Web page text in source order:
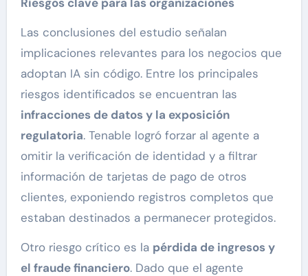
Las conclusiones del estudio señalan
implicaciones relevantes para los negocios que
adoptan IA sin código. Entre los principales
riesgos identificados se encuentran las
infracciones de datos y la exposición
regulatoria. Tenable logró forzar al agente a
omitir la verificación de identidad y a filtrar
información de tarjetas de pago de otros
clientes, exponiendo registros completos que
estaban destinados a permanecer protegidos.
Otro riesgo crítico es la pérdida de ingresos y
el fraude financiero. Dado que el agente